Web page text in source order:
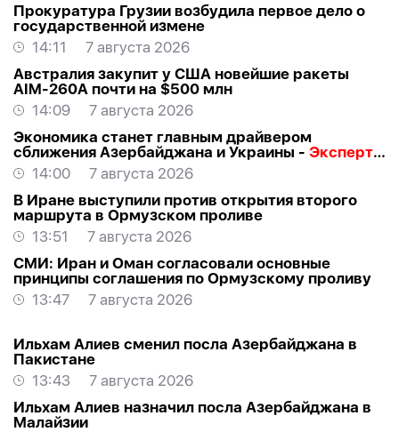
Прокуратура Грузии возбудила первое дело о
государственной измене
14:11
7 августа 2026
Австралия закупит у США новейшие ракеты
AIM-260A почти на $500 млн
14:09
7 августа 2026
Экономика станет главным драйвером
сближения Азербайджана и Украины - Эксперт о
визите Байрамова в Киев
14:00
7 августа 2026
В Иране выступили против открытия второго
маршрута в Ормузском проливе
13:51
7 августа 2026
СМИ: Иран и Оман согласовали основные
принципы соглашения по Ормузскому проливу
13:47
7 августа 2026
Ильхам Алиев сменил посла Азербайджана в
Пакистане
13:43
7 августа 2026
Ильхам Алиев назначил посла Азербайджана в
Малайзии